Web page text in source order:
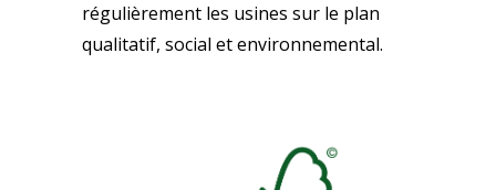
régulièrement les usines sur le plan
qualitatif, social et environnemental.